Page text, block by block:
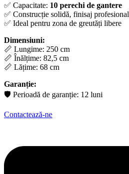
✅ Capacitate: 10 perechi de gantere
✅ Construcție solidă, finisaj profesional
✅ Ideal pentru zona de greutăți libere
Dimensiuni:
📏 Lungime: 250 cm
📏 Înălțime: 82,5 cm
📏 Lățime: 68 cm
Garanție:
🛡 Perioadă de garanție: 12 luni
Contactează-ne